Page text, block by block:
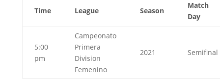
Time League Season
Match
Day
5:00
pm
Campeonato
Primera
Division
Femenino
2021 Semifinal